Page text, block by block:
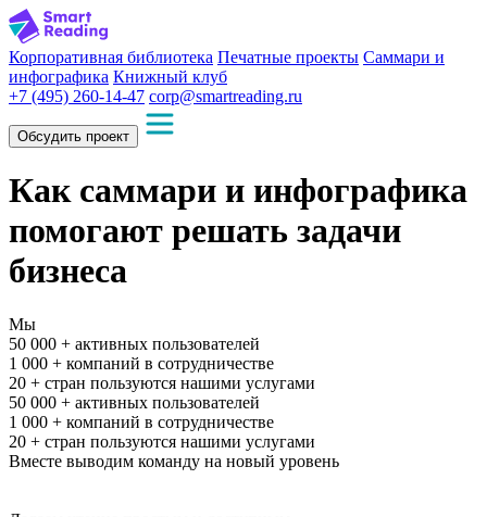
Корпоративная библиотека Печатные проекты Саммари и
инфографика Книжный клуб
+7 (495) 260-14-47 corp@smartreading.ru
Обсудить проект
Как саммари и инфографика
помогают решать задачи
бизнеса
Мы
50 000 + активных пользователей
1 000 + компаний в сотрудничестве
20 + стран пользуются нашими услугами
50 000 + активных пользователей
1 000 + компаний в сотрудничестве
20 + стран пользуются нашими услугами
Вместе выводим команду на новый уровень